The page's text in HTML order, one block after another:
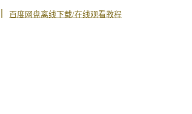
百度网盘离线下载/在线观看教程